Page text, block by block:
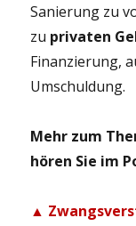
Sanierung zu
zu privaten
Finanzierung,
Umschuldung.
Mehr zum
hören Sie im
▲